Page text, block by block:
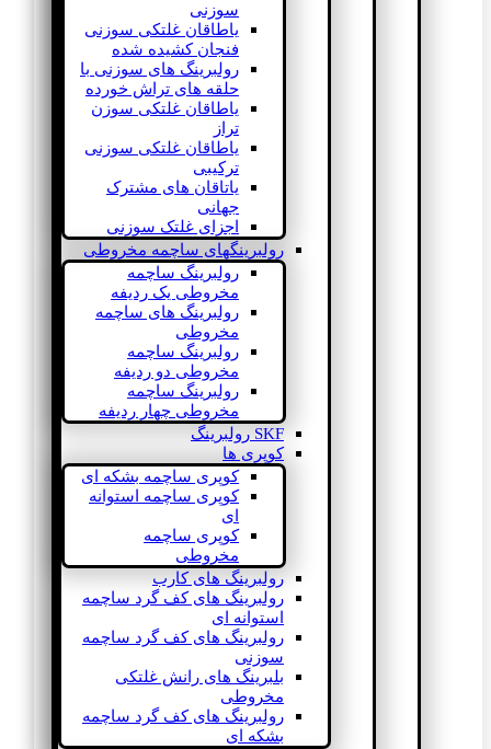
سوزنی
یاطاقان غلتکی سوزنی
فنجان کشیده شده
رولبرینگ های سوزنی با
حلقه های تراش خورده
یاطاقان غلتکی سوزن
تراز
یاطاقان غلتکی سوزنی
ترکیبی
یاتاقان های مشترک
جهانی
اجزای غلتک سوزنی
رولبرینگهای ساچمه مخروطی
رولبرینگ ساچمه
مخروطی یک ردیفه
رولبرینگ های ساچمه
مخروطی
رولبرینگ ساچمه
مخروطی دو ردیفه
رولبرینگ ساچمه
مخروطی چهار ردیفه
SKF رولبرینگ
کوپری ها
کوپری ساچمه بشکه ای
کوپری ساچمه استوانه
ای
کوپری ساچمه
مخروطی
رولبرینگ های کارب
رولبرینگ های کف گرد ساچمه
استوانه ای
رولبرینگ های کف گرد ساچمه
سوزنی
بلبرینگ های رانش غلتکی
مخروطی
رولبرینگ های کف گرد ساچمه
بشکه ای